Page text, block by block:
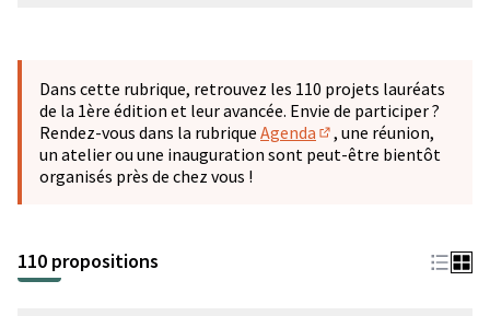
−
Dans cette rubrique, retrouvez les 110 projets lauréats
de la 1ère édition et leur avancée. Envie de participer ?
Rendez-vous dans la rubrique Agenda
(S'ouvre dans un
, une réunion,
un atelier ou une inauguration sont peut-être bientôt
organisés près de chez vous !
110 propositions